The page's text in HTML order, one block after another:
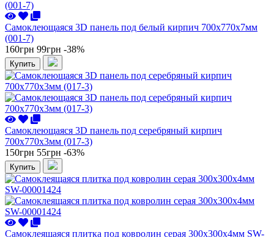
Самоклеющаяся 3D панель под белый кирпич 700x770x7мм
(001-7)
160грн 99грн -38%
Купить
Самоклеющаяся 3D панель под серебряный кирпич
700x770x3мм (017-3)
150грн 55грн -63%
Купить
Самоклеящаяся плитка под ковролин серая 300х300х4мм SW-